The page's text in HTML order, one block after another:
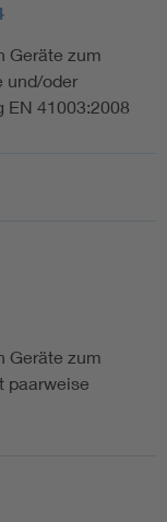
Geräte zum
und/oder
EN 41003:2008
Geräte zum
paarweise